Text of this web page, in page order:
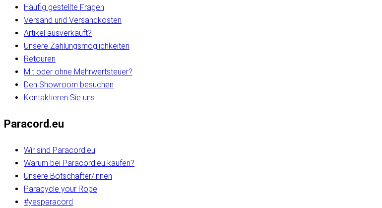
Häufig gestellte Fragen
Versand und Versandkosten
Artikel ausverkauft?
Unsere Zahlungsmöglichkeiten
Retouren
Mit oder ohne Mehrwertsteuer?
Den Showroom besuchen
Kontaktieren Sie uns
Paracord.eu
Wir sind Paracord.eu
Warum bei Paracord.eu kaufen?
Unsere Botschafter/innen
Paracycle your Rope
#yesparacord